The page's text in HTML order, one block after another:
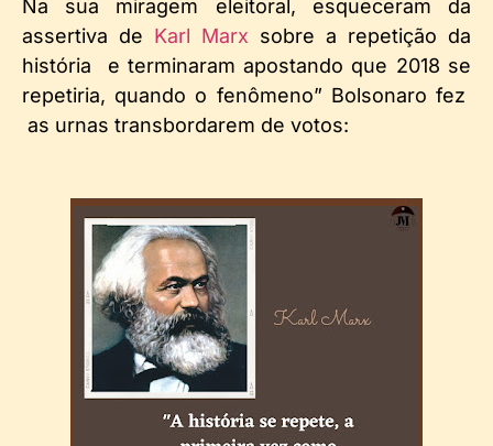
Na sua miragem eleitoral, esqueceram da
assertiva de Karl Marx sobre a repetição da
história e terminaram apostando que 2018 se
repetiria, quando o fenômeno” Bolsonaro fez
as urnas transbordarem de votos: